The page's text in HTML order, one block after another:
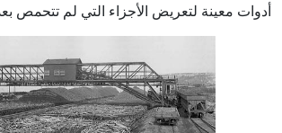
أدوات معينة لتعريض الأجزاء التي لم تتحمص